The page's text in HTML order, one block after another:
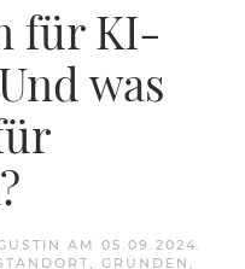
für KI-
was
AM 05.09.2024 .
, GRÜNDEN ,